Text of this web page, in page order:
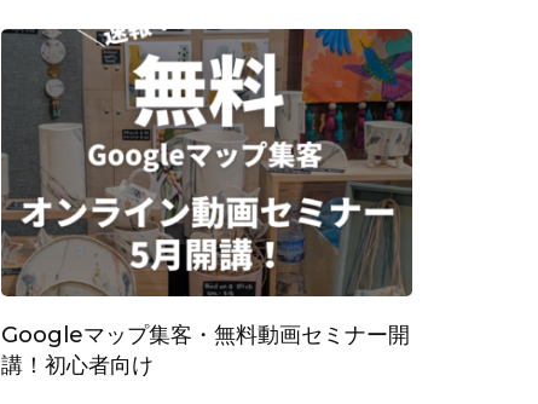
Googleマップ集客・無料動画セミナー開
講！初心者向け